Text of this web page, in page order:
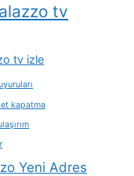
tv
tv izle
kapatma
Yeni Adres